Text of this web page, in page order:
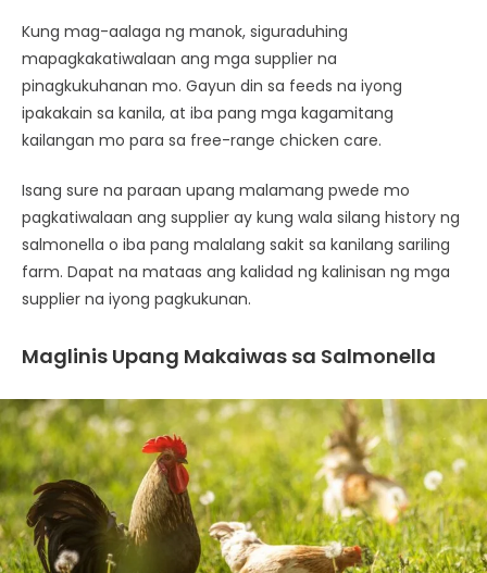
Kung mag-aalaga ng manok, siguraduhing
mapagkakatiwalaan ang mga supplier na
pinagkukuhanan mo. Gayun din sa feeds na iyong
ipakakain sa kanila, at iba pang mga kagamitang
kailangan mo para sa free-range chicken care.
Isang sure na paraan upang malamang pwede mo
pagkatiwalaan ang supplier ay kung wala silang history ng
salmonella o iba pang malalang sakit sa kanilang sariling
farm. Dapat na mataas ang kalidad ng kalinisan ng mga
supplier na iyong pagkukunan.
Maglinis Upang Makaiwas sa Salmonella